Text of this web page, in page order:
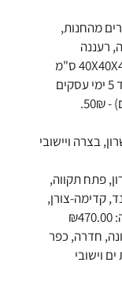
מהחנות,
משלוח: חבילה שגודלה מגיע עד 40X40X40 ס"מ
ומשקלה עד 15 ק"ג, זמן אספקה עד 5 ימי עסקים
בצרה ויישובי
פתח תקווה,
קדימה-צורן,
חדרה, כפר
וישובי